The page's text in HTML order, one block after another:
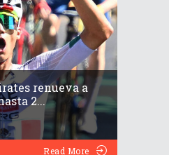
renueva a
2...
Read More